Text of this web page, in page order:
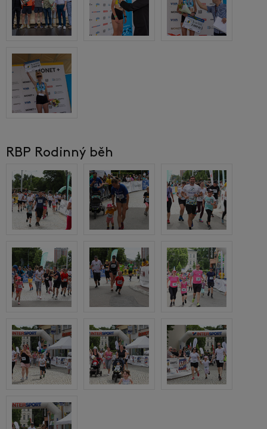
RBP Rodinný běh